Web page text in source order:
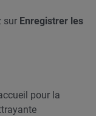
sur Enregistrer les
pour la